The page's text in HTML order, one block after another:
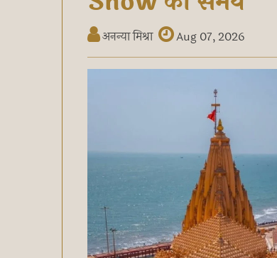
अनन्या मिश्रा Aug 07, 2026